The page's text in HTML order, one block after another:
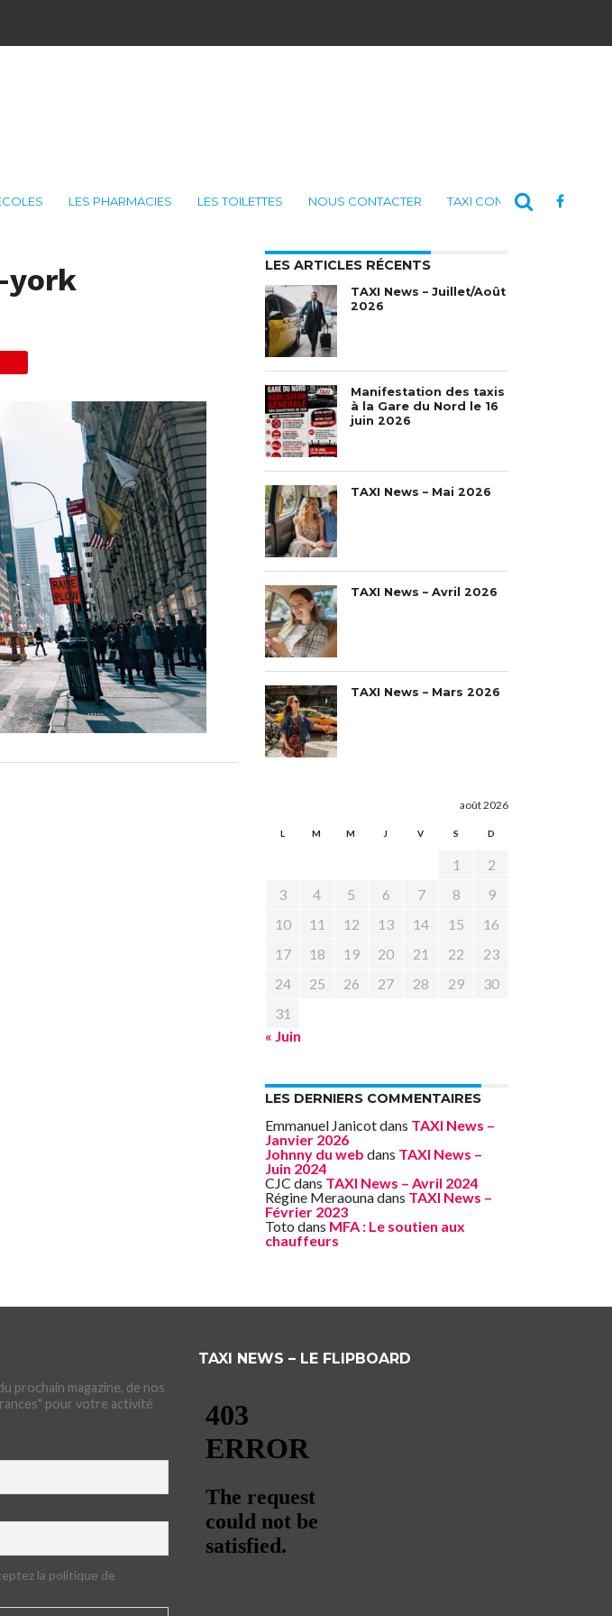
LES PHARMACIES LES TOILETTES NOUS CONTACTER TAXI CONSULTING
LES ARTICLES RÉCENTS
TAXI News – Juillet/Août
2026
Manifestation des taxis
à la Gare du Nord le 16
juin 2026
TAXI News – Mai 2026
TAXI News – Avril 2026
TAXI News – Mars 2026
août 2026
L M M J V S D
1
2
3
4 5 6 7 8
9
10
11 12 13 14 15
16
17
18 19 20 21 22
23
24
25 26 27 28 29
30
31
« Juin
LES DERNIERS COMMENTAIRES
Emmanuel Janicotdans TAXI News –
Janvier 2026
Johnny du web dans TAXI News –
Juin 2024
CJC dans TAXI News – Avril 2024
Régine Meraounadans TAXI News –
Février 2023
Toto dans MFA : Le soutien aux
chauffeurs
prochain magazine, de nos
pour votre activité
la politique de
TAXI NEWS – LE FLIPBOARD